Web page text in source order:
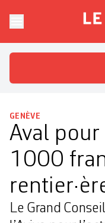
Le
GENÈVE
Aval
1000
Le Grand